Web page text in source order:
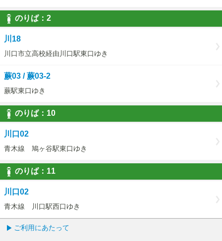
のりば： 2
2
川18
川口市立高校経由川口駅東口ゆき
蕨03 / 蕨03-2
蕨駅東口ゆき
のりば： 10
10
川口02
青木線 鳩ヶ谷駅東口ゆき
のりば： 11
11
川口02
青木線 川口駅西口ゆき
ご利用にあたって